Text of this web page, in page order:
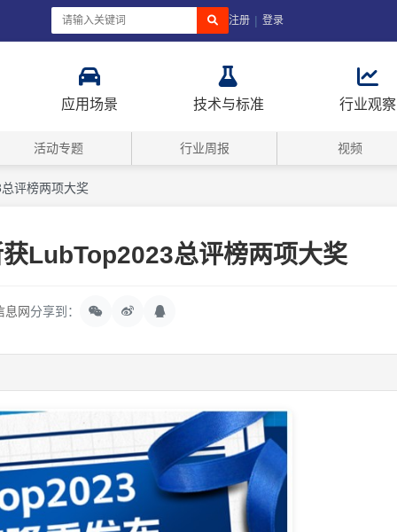
注册 | 登录
应用场景 技术与标准 行业观察
活动专题 行业周报 视频
评榜两项大奖
LubTop2023总评榜两项大奖
息网分享到：